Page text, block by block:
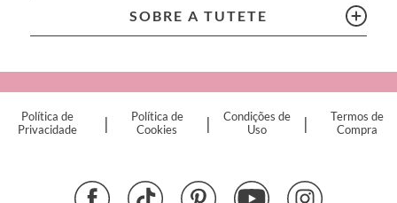
Cristina de Jos'h
Djeco
SOBRE A TUTETE
Política de
Privacidade
|
Política de
Cookies
|
Condições de
Uso
|
Termos de
Compra